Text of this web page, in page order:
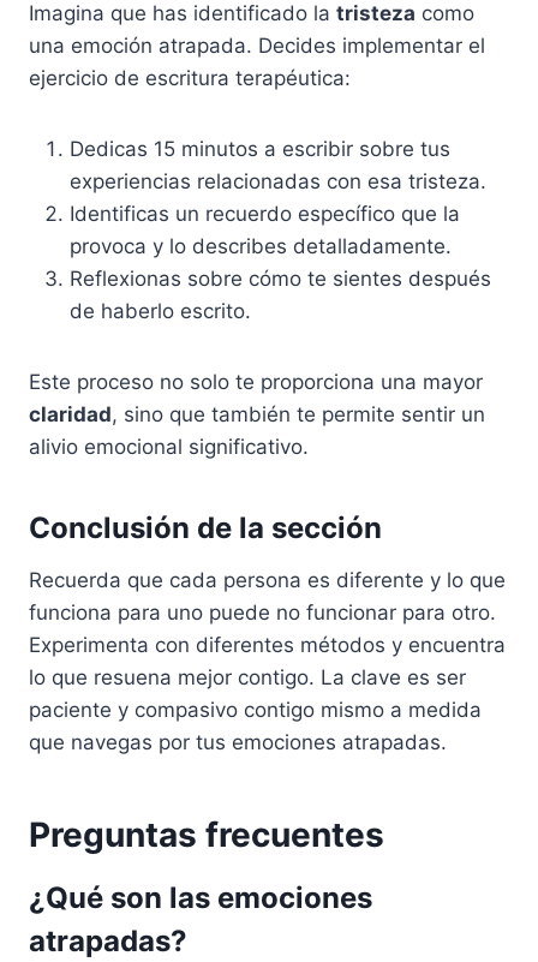
Imagina que has identificado la tristeza como
una emoción atrapada. Decides implementar el
ejercicio de escritura terapéutica:
Dedicas 15 minutos a escribir sobre tus
experiencias relacionadas con esa tristeza.
Identificas un recuerdo específico que la
provoca y lo describes detalladamente.
Reflexionas sobre cómo te sientes después
de haberlo escrito.
Este proceso no solo te proporciona una mayor
claridad, sino que también te permite sentir un
alivio emocional significativo.
Conclusión de la sección
Recuerda que cada persona es diferente y lo que
funciona para uno puede no funcionar para otro.
Experimenta con diferentes métodos y encuentra
lo que resuena mejor contigo. La clave es ser
paciente y compasivo contigo mismo a medida
que navegas por tus emociones atrapadas.
Preguntas frecuentes
¿Qué son las emociones
atrapadas?